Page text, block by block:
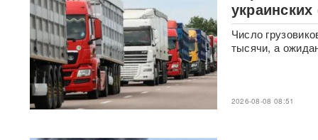
России: хакеры заявили о
раскрытии источника
координат для ударов ВСУ
Концерт Димы Билана в
Москве обернулся
скандалом: певцу пришлось
объясняться перед
зрителямиВИДЕО
Число
тысячи, а
2026-08-08 08:51